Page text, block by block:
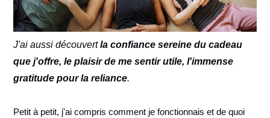
J'ai aussi découvertla confiance sereine du cadeau
que j'offre, le plaisir de me sentir utile, l'immense
gratitude pour la reliance.
Petit à petit, j'ai compris comment je fonctionnais et de quoi